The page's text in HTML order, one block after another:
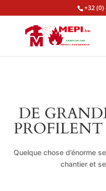
+32 (0)
DE
Quelque chose d’énorme
chantier et